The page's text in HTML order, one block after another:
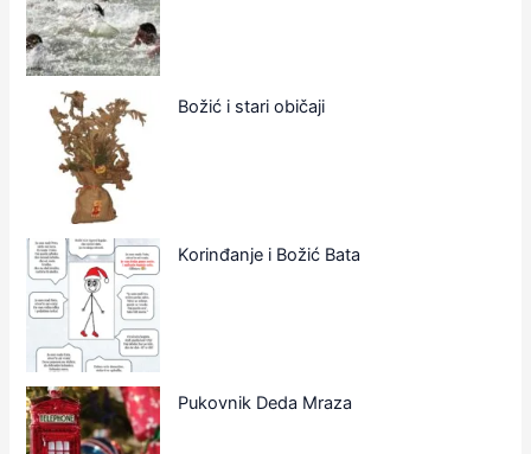
Božić i stari običaji
Korinđanje i Božić Bata
Pukovnik Deda Mraza